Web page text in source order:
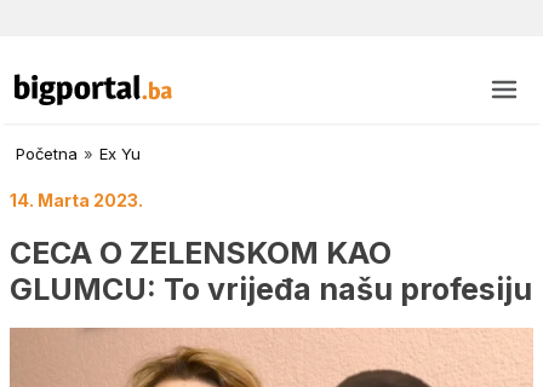
Početna » Ex Yu
14. Marta 2023.
CECA O ZELENSKOM KAO
GLUMCU: To vrijeđa našu profesiju